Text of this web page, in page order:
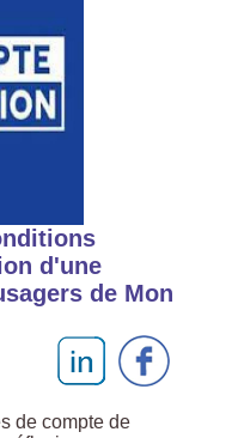
d'une
de Mon
de compte de